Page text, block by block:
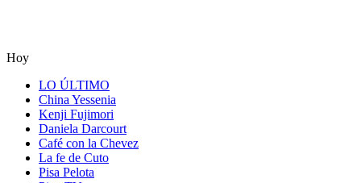
Hoy
LO ÚLTIMO
China Yessenia
Kenji Fujimori
Daniela Darcourt
Café con la Chevez
La fe de Cuto
Pisa Pelota